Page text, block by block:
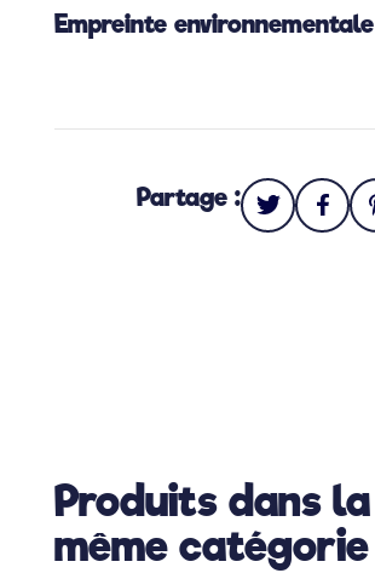
Empreinte environnementale
Partage :
Produits dans la
même catégorie